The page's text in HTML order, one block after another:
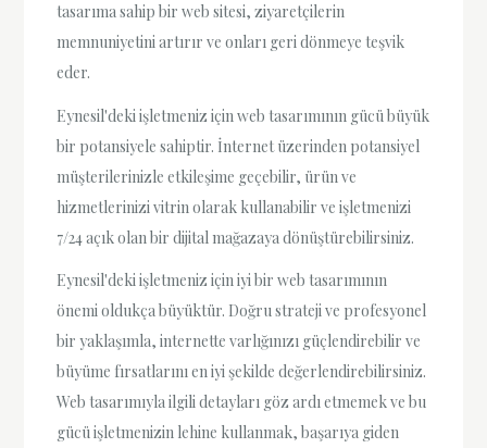
tasarıma sahip bir web sitesi, ziyaretçilerin
memnuniyetini artırır ve onları geri dönmeye teşvik
eder.
Eynesil'deki işletmeniz için web tasarımının gücü büyük
bir potansiyele sahiptir. İnternet üzerinden potansiyel
müşterilerinizle etkileşime geçebilir, ürün ve
hizmetlerinizi vitrin olarak kullanabilir ve işletmenizi
7/24 açık olan bir dijital mağazaya dönüştürebilirsiniz.
Eynesil'deki işletmeniz için iyi bir web tasarımının
önemi oldukça büyüktür. Doğru strateji ve profesyonel
bir yaklaşımla, internette varlığınızı güçlendirebilir ve
büyüme fırsatlarını en iyi şekilde değerlendirebilirsiniz.
Web tasarımıyla ilgili detayları göz ardı etmemek ve bu
gücü işletmenizin lehine kullanmak, başarıya giden